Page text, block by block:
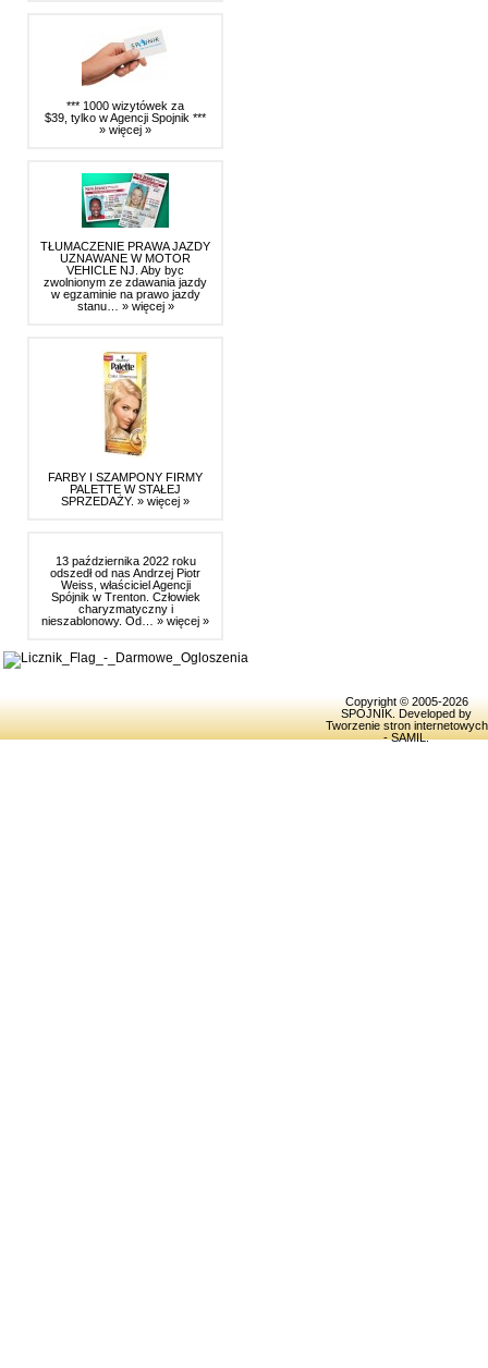
*** 1000 wizytówek za
$39, tylko w Agencji Spojnik ***
» więcej »
TŁUMACZENIE PRAWA JAZDY
UZNAWANE W MOTOR
VEHICLE NJ. Aby byc
zwolnionym ze zdawania jazdy
w egzaminie na prawo jazdy
stanu… » więcej »
FARBY I SZAMPONY FIRMY
PALETTE W STAŁEJ
SPRZEDAŻY. » więcej »
13 października 2022 roku
odszedł od nas Andrzej Piotr
Weiss, właściciel Agencji
Spójnik w Trenton. Człowiek
charyzmatyczny i
nieszablonowy. Od… » więcej »
Copyright © 2005-2026
SPOJNIK . Developed by
Tworzenie stron internetowych
- SAMIL.